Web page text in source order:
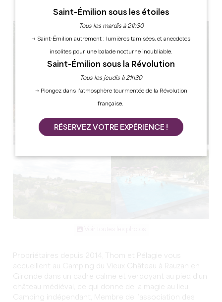
Propriétaires depuis 2014, Thom et Pélagie vous
accueillent au Camping du Vieux Château à Rauzan en
Gironde dans un cadre calme et verdoyant au pied d’un
château médiéval, ce qui donne de la magie au lieu.
Camping indépendant, Membre de l’association des
Saint-Émilion sous les étoiles
Tous les mardis à 21h30
→ Saint-Émilion autrement : lumières tamisées, et anecdotes
insolites pour une balade nocturne inoubliable.
Saint-Émilion sous la Révolution
Tous les jeudis à 21h30
→ Plongez dans l’atmosphère tourmentée de la Révolution
française.
RÉSERVEZ VOTRE EXPÉRIENCE !